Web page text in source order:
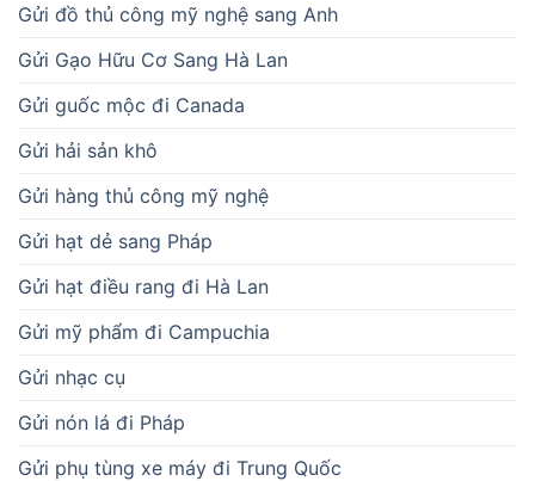
Gửi đồ thủ công mỹ nghệ sang Anh
Gửi Gạo Hữu Cơ Sang Hà Lan
Gửi guốc mộc đi Canada
Gửi hải sản khô
Gửi hàng thủ công mỹ nghệ
Gửi hạt dẻ sang Pháp
Gửi hạt điều rang đi Hà Lan
Gửi mỹ phẩm đi Campuchia
Gửi nhạc cụ
Gửi nón lá đi Pháp
Gửi phụ tùng xe máy đi Trung Quốc